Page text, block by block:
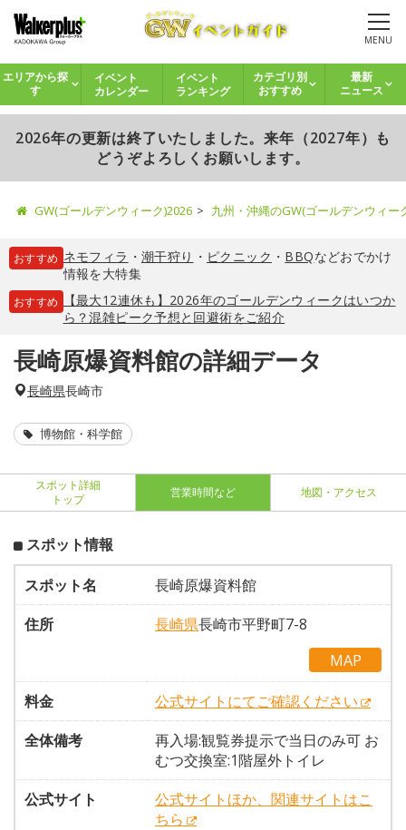
MENU
エリアから探
す
イベント
カレンダー
イベント
ランキング
カテゴリ別
おすすめ
最新
ニュース
2026年の更新は終了いたしました。来年（2027年）も
どうぞよろしくお願いします。
GW(ゴールデンウィーク)2026 九州・沖縄のGW(ゴールデンウィ
おすすめ ネモフィラ ・ 潮干狩り ・ ピクニック ・ BBQなどおでかけ
情報を大特集
おすすめ
【最大12連休も】2026年のゴールデンウィークはいつか
ら？混雑ピーク予想と回避術をご紹介
長崎原爆資料館の詳細データ
長崎県長崎市
博物館・科学館
スポット詳細
トップ
営業時間など 地図・アクセス
スポット情報
スポット名
長崎原爆資料館
住所
長崎県長崎市平野町7-8
MAP
料金
公式サイトにてご確認ください
全体備考
再入場:観覧券提示で当日のみ可 お
むつ交換室:1階屋外トイレ
公式サイト
公式サイトほか、関連サイトはこ
ちら